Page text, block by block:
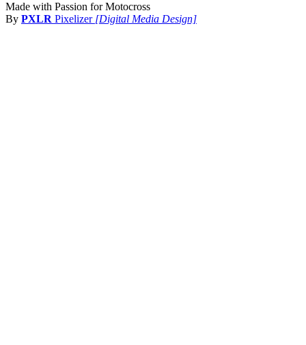
Made with Passion for Motocross
By PXLR Pixelizer [Digital Media Design]